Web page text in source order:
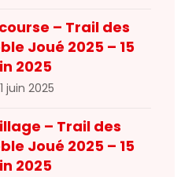
– Trail des
Joué 2025 – 15
2025
juin 2025
– Trail des
Joué 2025 – 15
2025